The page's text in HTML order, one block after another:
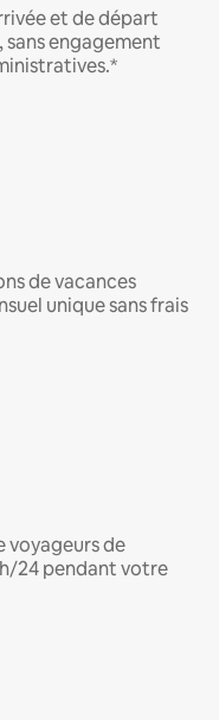
et de départ
sans engagement
de vacances
unique sans frais
voyageurs de
24 pendant votre